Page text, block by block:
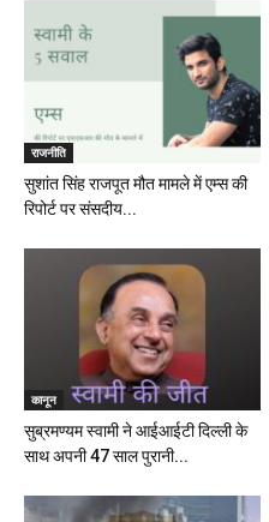
राजनीति
सुशांत सिंह राजपूत मौत मामले में एम्स की
रिपोर्ट पर संसदीय...
कानून
सुब्रमण्यम स्वामी ने आईआईटी दिल्ली के
साथ अपनी 47 साल पुरानी...